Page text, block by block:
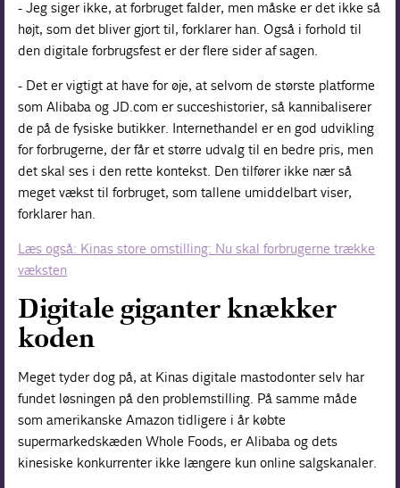
- Jeg siger ikke, at forbruget falder, men måske er det ikke så
højt, som det bliver gjort til, forklarer han. Også i forhold til
den digitale forbrugsfest er der flere sider af sagen.
- Det er vigtigt at have for øje, at selvom de største platforme
som Alibaba og JD.com er succeshistorier, så kannibaliserer
de på de fysiske butikker. Internethandel er en god udvikling
for forbrugerne, der får et større udvalg til en bedre pris, men
det skal ses i den rette kontekst. Den tilfører ikke nær så
meget vækst til forbruget, som tallene umiddelbart viser,
forklarer han.
Læs også: Kinas store omstilling: Nu skal forbrugerne trække
væksten
Digitale giganter knækker
koden
Meget tyder dog på, at Kinas digitale mastodonter selv har
fundet løsningen på den problemstilling. På samme måde
som amerikanske Amazon tidligere i år købte
supermarkedskæden Whole Foods, er Alibaba og dets
kinesiske konkurrenter ikke længere kun online salgskanaler.